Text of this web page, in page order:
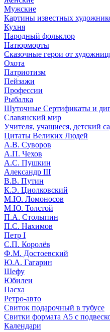
Мужские
Картины известных
Кухня
Народный фольклор
Натюрморты
Сказочные герои от
Охота
Патриотизм
Пейзажи
Профессии
Рыбалка
Шуточные Сертификаты и
Славянский мир
Учителя, учащиеся, детский
Цитаты Великих Людей
А.В. Суворов
А.П. Чехов
А.С. Пушкин
Александр III
В.В. Путин
К.Э. Циолковский
М.Ю. Ломоносов
М.Ю. Толстой
П.А. Столыпин
П.С. Нахимов
Петр I
С.П. Королёв
Ф.М. Достоевский
Ю.А. Гагарин
Шефу
Юбилеи
Пасха
Ретро-авто
Свиток подарочный в тубусе
Свитки формата А5 с
Календари